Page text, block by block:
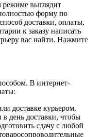
режиме выглядит
форму по
доставки, оплаты,
к заказу написать
вас найти. Нажмите
В интернет-
доставке курьером.
день доставки, чтобы
сдачу с любой